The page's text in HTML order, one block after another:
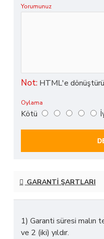
Yorumunuz
Not: HTML'e
Oylama
Kötü
GARANTI ŞARTLARI
1) Garanti süresi malın
ve 2 (iki) yıldır.